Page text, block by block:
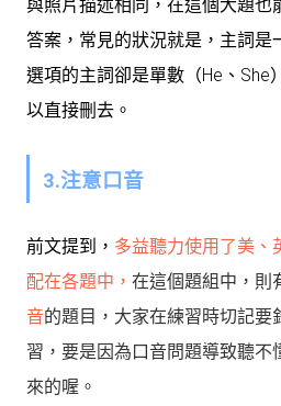
與照片描述相同，在這個大題也
答案，常見的狀況就是，主詞是
選項的主詞卻是單數（He、She
以直接刪去。
3.注意口音
前文提到， 多益聽力使用了美、
配在各題中， 在這個題組中，則
音的題目，大家在練習時切記要
習，要是因為口音問題導致聽不
來的喔。